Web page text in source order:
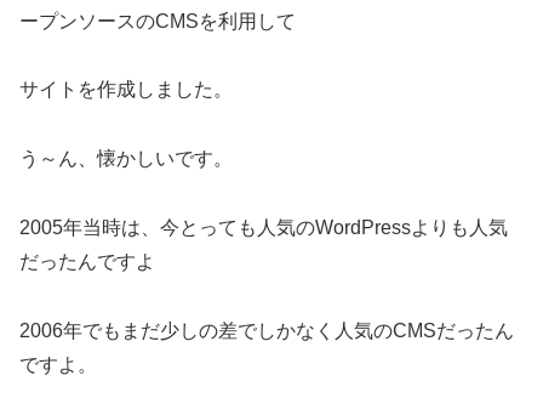
ープンソースのCMSを利用して
サイトを作成しました。
う～ん、懐かしいです。
2005年当時は、今とっても人気のWordPressよりも人気
だったんですよ
2006年でもまだ少しの差でしかなく人気のCMSだったん
ですよ。